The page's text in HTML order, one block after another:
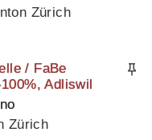
Zürich
/ FaBe
Adliswil
Zürich